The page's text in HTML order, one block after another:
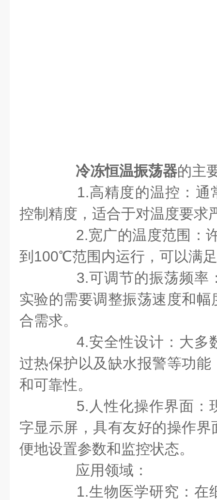
冷冻恒温振荡器的主
1.高精度的温控：通
控制精度，适合于对温度要求
2.宽广的温度范围：
到100℃范围内运行，可以满
3.可调节的振荡频率
实验的需要调整振荡速度和
合需求。
4.安全性设计：大多
过热保护以及缺水报警等功
和可靠性。
5.人性化操作界面：
字显示屏，具有友好的操作
便地设置参数和监控状态。
应用领域：
1.生物医学研究：在